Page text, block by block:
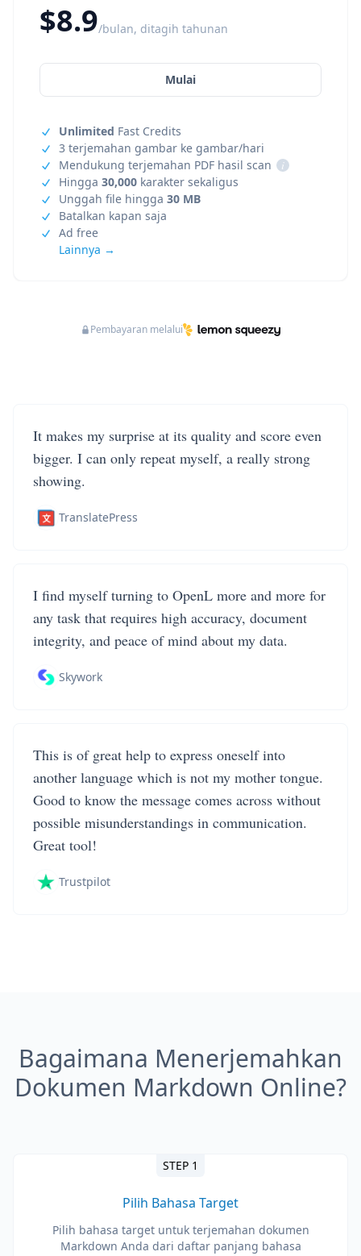
$8.9/bulan, ditagih tahunan
Mulai
Unlimited Fast Credits
3 terjemahan gambar ke gambar/hari
Mendukung terjemahan PDF hasil scan
i
Hingga 30,000 karakter sekaligus
Unggah file hingga 30 MB
Batalkan kapan saja
Ad free
Lainnya →
Pembayaran melalui
It makes my surprise at its quality and score even
bigger. I can only repeat myself, a really strong
showing.
TranslatePress
I find myself turning to OpenL more and more for
any task that requires high accuracy, document
integrity, and peace of mind about my data.
Skywork
This is of great help to express oneself into
another language which is not my mother tongue.
Good to know the message comes across without
possible misunderstandings in communication.
Great tool!
Trustpilot
Bagaimana Menerjemahkan
Dokumen Markdown Online?
STEP 1
Pilih Bahasa Target
Pilih bahasa target untuk terjemahan dokumen
Markdown Anda dari daftar panjang bahasa